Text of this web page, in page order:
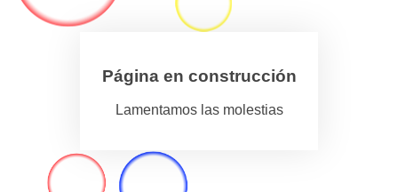
Página en construcción
Lamentamos las molestias